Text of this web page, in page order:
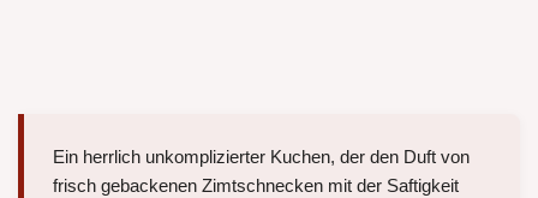
Ein herrlich unkomplizierter Kuchen, der den Duft von
frisch gebackenen Zimtschnecken mit der Saftigkeit